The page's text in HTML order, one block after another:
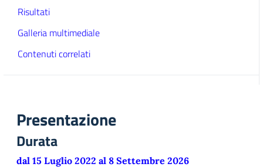
Risultati
Galleria multimediale
Contenuti correlati
Presentazione
Durata
dal 15 Luglio 2022 al 8 Settembre 2026